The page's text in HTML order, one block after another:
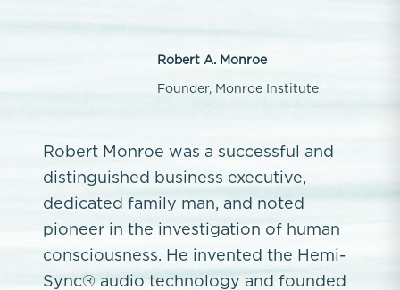
Robert A. Monroe
Founder, Monroe Institute
Robert Monroe was a successful and
distinguished business executive,
dedicated family man, and noted
pioneer in the investigation of human
consciousness. He invented the Hemi-
Sync® audio technology and founded